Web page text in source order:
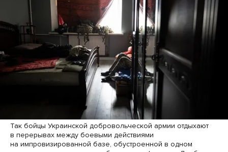
Так бойцы Украинской добровольческой армии отдыхают
в перерывах между боевыми действиями
на импровизированной базе, обустроенной в одном